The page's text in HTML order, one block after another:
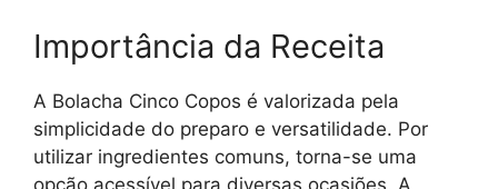
Importância da Receita
A Bolacha Cinco Copos é valorizada pela
simplicidade do preparo e versatilidade. Por
utilizar ingredientes comuns, torna-se uma